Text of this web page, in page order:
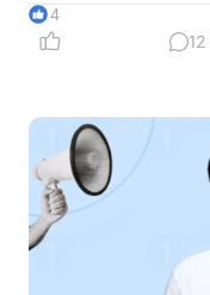
податкового
днів після
14
12